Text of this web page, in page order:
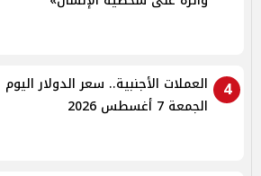
4
العملات الأجنبية.. سعر الدولار اليوم
الجمعة 7 أغسطس 2026